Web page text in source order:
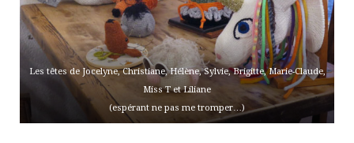
Les têtes de Jocelyne, Christiane, Hélène, Sylvie, Brigitte, Marie-Claude,
Miss T et Liliane
(espérant ne pas me tromper…)